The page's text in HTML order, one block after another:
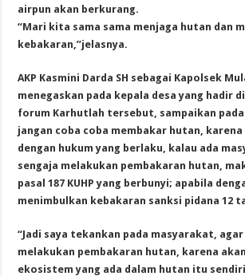
airpun akan berkurang.
“Mari kita sama sama menjaga hutan dan
kebakaran,”jelasnya.
AKP Kasmini Darda SH sebagai Kapolsek
menegaskan pada kepala desa yang hadir
forum Karhutlah tersebut, sampaikan
jangan coba coba membakar hutan,
dengan hukum yang berlaku, kalau ada
sengaja melakukan pembakaran hutan,
pasal 187 KUHP yang berbunyi; apabila
menimbulkan kebakaran sanksi pidana 12
“Jadi saya tekankan pada masyarakat,
melakukan pembakaran hutan, karena
ekosistem yang ada dalam hutan itu